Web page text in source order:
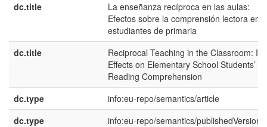
dc.title
La enseñanza recíproca en las aulas:
Efectos sobre la comprensión lectora en
estudiantes de primaria
dc.title
Reciprocal Teaching in the Classroom: Its
Effects on Elementary School Students’
Reading Comprehension
dc.type
info:eu-repo/semantics/article
dc.type
info:eu-repo/semantics/publishedVersion